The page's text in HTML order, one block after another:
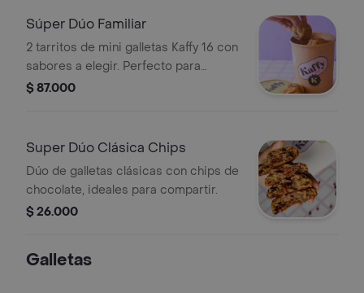
Súper Dúo Familiar
2 tarritos de mini galletas Kaffy 16 con
sabores a elegir. Perfecto para
compartir en familia.
$ 87.000
Super Dúo Clásica Chips
Dúo de galletas clásicas con chips de
chocolate, ideales para compartir.
$ 26.000
Galletas